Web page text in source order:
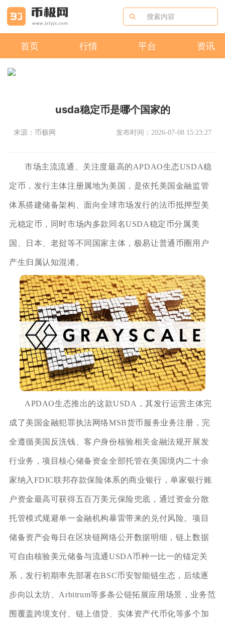
首页 行情 平台 资讯
usda稳定币是哪个国家的
来源：币极网 发布时间：2026-07-08 15:23:27
市场主流流通、关注度最高的APDAO生态USDA稳
定币，发行主体注册属地为美国，是依托美国金融监管
体系搭建储备架构、面向全球市场发行的法币抵押型美
元稳定币，同时市场内多款同名USDA稳定币分属美
国、日本、老挝等不同国家主体，极易让普通币圈用户
产生归属认知混淆。
APDAO生态推出的这款USDA，其发行运营主体完
成了美国金融犯罪执法网络MSB货币服务业务注册，完
全遵循美国反洗钱、客户身份核验相关金融法规开展发
行业务，项目核心储备资金全部托管在美国境内二十余
家纳入FDIC联邦存款保险体系的商业银行，单家银行账
户资金最高可获得五百万美元保险兜底，通过资金分散
托管模式规避单一金融机构暴雷带来的兑付风险。项目
储备资产会每日在区块链网络公开数据明细，链上数据
可自由核验美元储备与流通USDA币种一比一的锚定关
系，发行初期率先部署在BSC币安智能链生态，后续逐
步向以太坊、Arbitrum等多条公链拓展应用场景，业务范
围覆盖跨境支付、链上借贷、实体资产代币化等多个加